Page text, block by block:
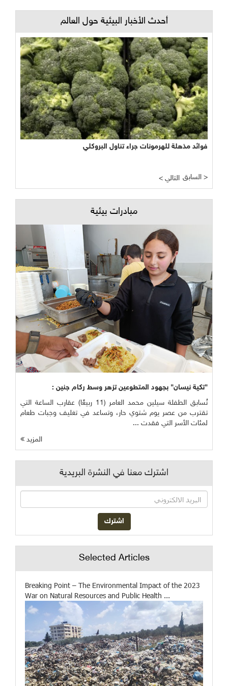
أحدث الأخبار البيئية حول العالم
فوائد مذهلة للهرمونات جراء تناول البروكلي
< التالي السابق >
مبادرات بيئية
"تكية نيسان" بجهود المتطوعين تزهر وسط ركام جنين :
تُسابق الطفلة سيلين محمد العامر (11 ربيعًا) عقارب الساعة التي
تقترب من عصر يوم شتوي حار، وتساعد في تغليف وجبات طعام
لمئات الأسر التي فقدت ...
المزيد
اشترك معنا في النشرة البريدية
Selected Articles
Breaking Point – The Environmental Impact of the 2023
War on Natural Resources and Public Health ...